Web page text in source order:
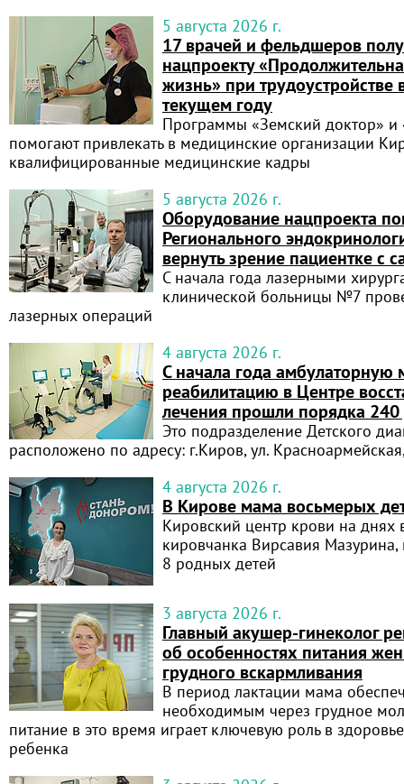
5 августа 2026 г.
17 врачей и фельдшеров
нацпроекту
жизнь» при трудоустройстве
текущем году
Программы «Земский доктор»
помогают привлекать в медицинские организации
квалифицированные медицинские кадры
5 августа 2026 г.
Оборудование нацпроекта
Регионального
вернуть зрение пациентке с
С начала года лазерными
клинической больницы №7
лазерных операций
4 августа 2026 г.
С начала года амбулаторную
реабилитацию в Центре
лечения прошли порядка 240
Это подразделение Детского
расположено по адресу: г.Киров, ул.
4 августа 2026 г.
В Кирове мама восьмерых
Кировский центр крови на днях
кировчанка Вирсавия Мазурина,
8 родных детей
3 августа 2026 г.
Главный акушер-гинеколог
об особенностях питания
грудного вскармливания
В период лактации мама
необходимым через грудное
питание в это время играет ключевую роль в
ребенка